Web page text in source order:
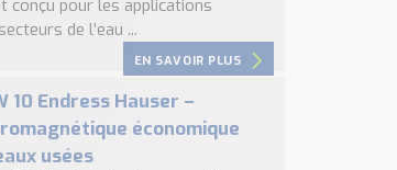
conçu pour les applications
de l’eau ...
EN SAVOIR PLUS
10 Endress Hauser –
économique
usées